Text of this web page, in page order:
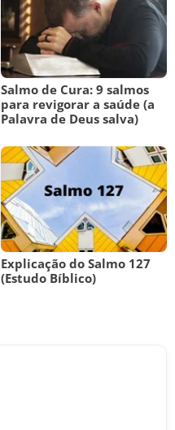
Salmo de Cura: 9 salmos
para revigorar a saúde (a
Palavra de Deus salva)
Explicação do Salmo 127
(Estudo Bíblico)